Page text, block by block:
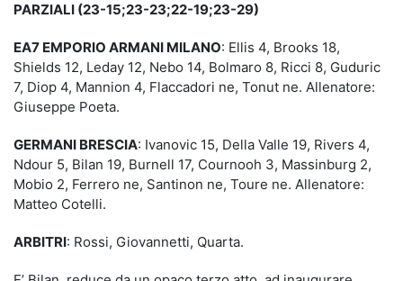
PARZIALI (23-15;23-23;22-19;23-29)
EA7 EMPORIO ARMANI MILANO: Ellis 4, Brooks 18,
Shields 12, Leday 12, Nebo 14, Bolmaro 8, Ricci 8, Guduric
7, Diop 4, Mannion 4, Flaccadori ne, Tonut ne. Allenatore:
Giuseppe Poeta.
GERMANI BRESCIA: Ivanovic 15, Della Valle 19, Rivers 4,
Ndour 5, Bilan 19, Burnell 17, Cournooh 3, Massinburg 2,
Mobio 2, Ferrero ne, Santinon ne, Toure ne. Allenatore:
Matteo Cotelli.
ARBITRI: Rossi, Giovannetti, Quarta.